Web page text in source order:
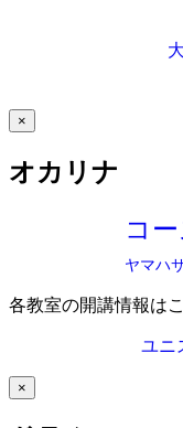
×
オカリナ
コ
ヤマハ
各教室の開講情報は
ユニ
×